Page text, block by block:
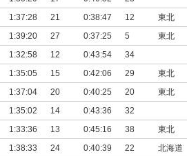
1:37:28 21 0:38:47 12 東北
1:39:20 27 0:37:25 5 東北
1:32:58 12 0:43:54
34
1:35:05 15 0:42:06 29 東北
1:37:04 20 0:40:25 20 東北
1:35:02 14 0:43:36
32
1:33:36 13 0:45:16 38 東北
1:38:33 24 0:40:39 22 北海道